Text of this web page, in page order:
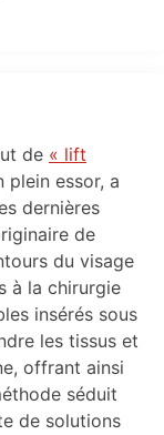
de « lift
plein essor, a
dernières
de
du visage
à la chirurgie
insérés sous
les tissus et
offrant ainsi
séduit
de solutions